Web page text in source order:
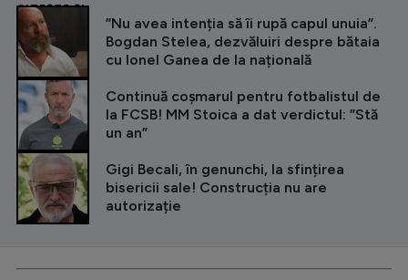
CITEȘTE ȘI
”Nu avea intenția să îi rupă capul unuia”.
Bogdan Stelea, dezvăluiri despre bătaia
cu Ionel Ganea de la națională
Continuă coșmarul pentru fotbalistul de
la FCSB! MM Stoica a dat verdictul: ”Stă
un an”
Gigi Becali, în genunchi, la sfințirea
bisericii sale! Construcția nu are
autorizație